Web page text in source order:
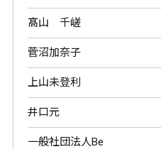
髙山 千嵯
菅沼加奈子
上山未登利
井口元
一般社団法人Be